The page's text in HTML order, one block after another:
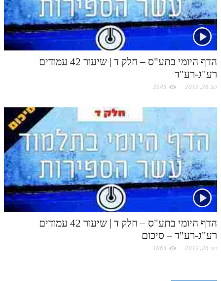
הדף היומי בתע"ס – חלק ד | שיעור 42 עמודים
רע"ג-רע"ד
נוב 26, 2019 2245
הדף היומי בתע"ס – חלק ד | שיעור 42 עמודים
רע"ג-רע"ד – סיכום
נוב 26, 2019 1863